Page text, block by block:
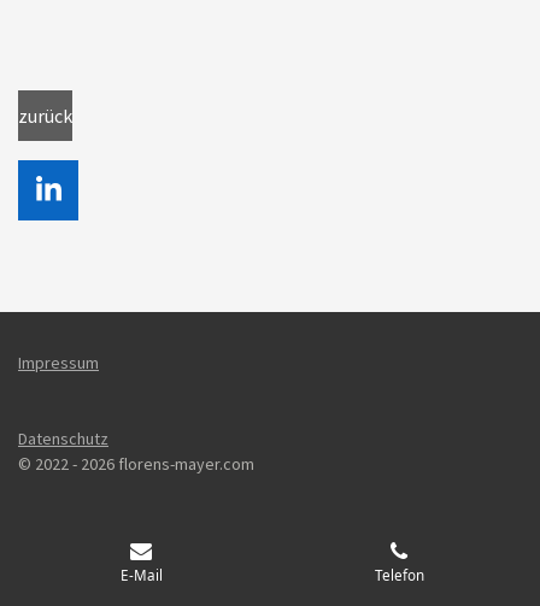
zurück
L
e
I
Impressum
Datenschutz
© 2022 - 2026 florens-mayer.com
E-Mail Telefon